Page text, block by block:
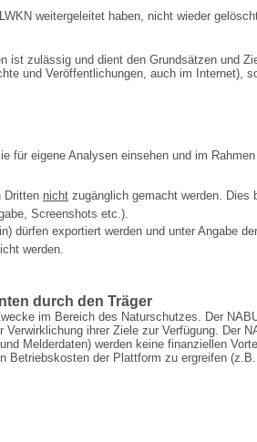
weiter­geleitet haben, nicht wieder
ist zulässig und dient den Grundsätzen und
und Ver­öffentlichungen, auch im Internet),
für eigene Analysen einsehen und im
Dritten nicht zugänglich gemacht werden. Dies
Screenshots etc.).
dürfen exportiert werden und unter Angabe
werden.
durch den Träger
im Bereich des Naturschutzes. Der
Ver­wirklichung ihrer Ziele zur Verfügung. Der
Melderdaten) werden keine finanziellen
Betriebskosten der Plattform zu ergreifen